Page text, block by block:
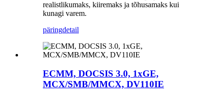
realistlikumaks, kiiremaks ja tõhusamaks kui
kunagi varem.
päringdetail
ECMM, DOCSIS 3.0, 1xGE,
MCX/SMB/MMCX, DV110IE